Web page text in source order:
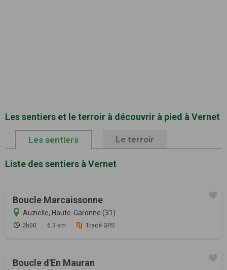
Les sentiers et le terroir à découvrir à pied à Vernet
Les sentiers Le terroir
Liste des sentiers à Vernet
Boucle Marcaissonne
Auzielle, Haute-Garonne (31)
2h00 6.3 km Tracé GPS
Boucle d'En Mauran